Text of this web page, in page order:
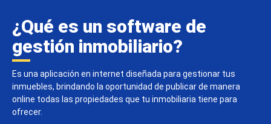
¿Qué es un software de
gestión inmobiliario?
Es una aplicación en internet diseñada para gestionar tus
inmuebles, brindando la oportunidad de publicar de manera
online todas las propiedades que tu inmobiliaria tiene para
ofrecer.